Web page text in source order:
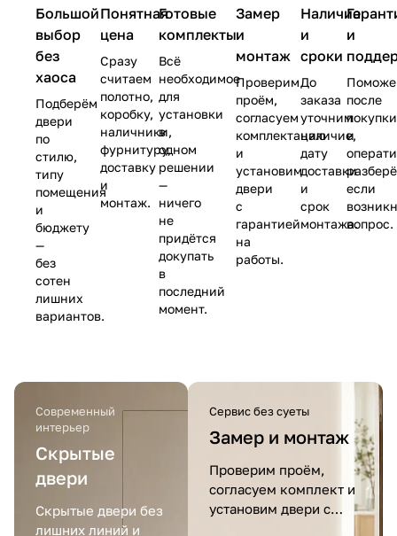
Большой
выбор
без
хаоса
Подберём
двери
по
стилю,
типу
помещения
и
бюджету
—
без
сотен
лишних
вариантов.
Понятная
цена
Сразу
считаем
полотно,
коробку,
наличники,
фурнитуру,
доставку
и
монтаж.
Готовые
комплекты
Всё
необходимое
для
установки
в
одном
решении
—
ничего
не
придётся
докупать
в
последний
момент.
Замер
и
монтаж
Проверим
проём,
согласуем
комплектацию
и
установим
двери
с
гарантией
на
работы.
Наличие
и
сроки
До
заказа
уточним
наличие,
дату
доставки
и
срок
монтажа.
и
после
покупки
и
если
вопрос.
Современный
интерьер
Скрытые
двери
Скрытые двери без
лишних линий и
Сервис без суеты
Замер и монтаж
Проверим проём,
согласуем комплект и
установим двери с